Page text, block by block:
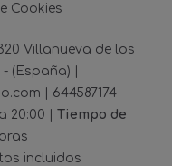
Cookies
Villanueva de los
(España) |
|
644587174
20:00 | Tiempo de
incluidos